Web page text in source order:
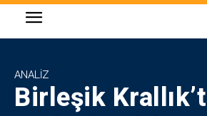
ANALIZ
Birleşik